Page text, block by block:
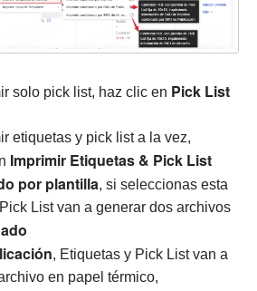
solo pick list, haz clic en Pick List
etiquetas y pick list a la vez,
Imprimir Etiquetas & Pick List
por plantilla, si seleccionas esta
List van a generar dos archivos
, Etiquetas y Pick List van a
en papel térmico,